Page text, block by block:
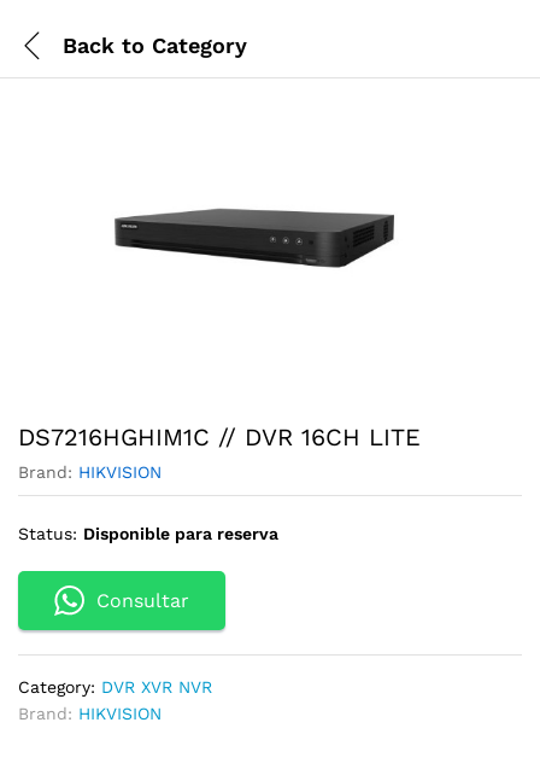
Back to Category
DS7216HGHIM1C // DVR 16CH LITE
Brand: HIKVISION
Status: Disponible para reserva
Consultar
Category: DVR XVR NVR
Brand: HIKVISION